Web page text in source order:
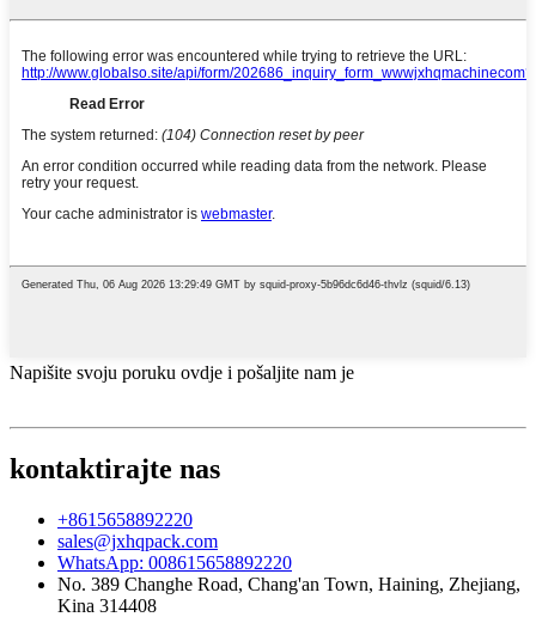
Napišite svoju poruku ovdje i pošaljite nam je
kontaktirajte nas
+8615658892220
sales@jxhqpack.com
WhatsApp: 008615658892220
No. 389 Changhe Road, Chang'an Town, Haining, Zhejiang,
Kina 314408